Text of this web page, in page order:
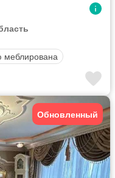
меблирована
Обновленный